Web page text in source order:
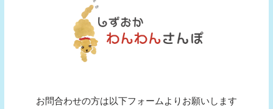
お問合わせの方は以下フォームよりお願いします